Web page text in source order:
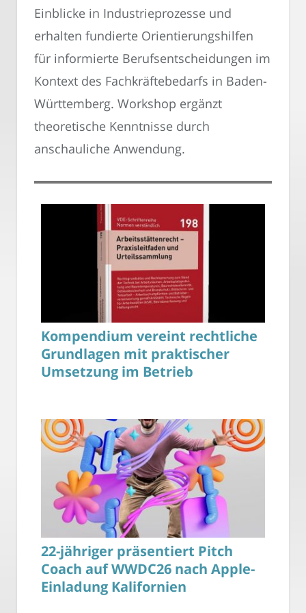
Einblicke in Industrieprozesse und
erhalten fundierte Orientierungshilfen
für informierte Berufsentscheidungen im
Kontext des Fachkräftebedarfs in Baden-
Württemberg. Workshop ergänzt
theoretische Kenntnisse durch
anschauliche Anwendung.
Kompendium vereint rechtliche
Grundlagen mit praktischer
Umsetzung im Betrieb
22-jähriger präsentiert Pitch
Coach auf WWDC26 nach Apple-
Einladung Kalifornien